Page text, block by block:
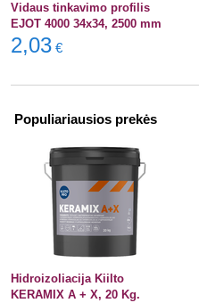
Vidaus tinkavimo profilis
EJOT 4000 34x34, 2500 mm
2,03 €
Populiariausios prekės
Hidroizoliacija Kiilto
KERAMIX A + X, 20 Kg.